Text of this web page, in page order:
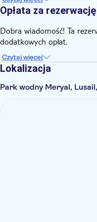
Opłata za rezerwację
Dobra wiadomość! Ta
dodatkowych opłat.
Czytaj więcej
Lokalizacja
Park wodny Meryal,